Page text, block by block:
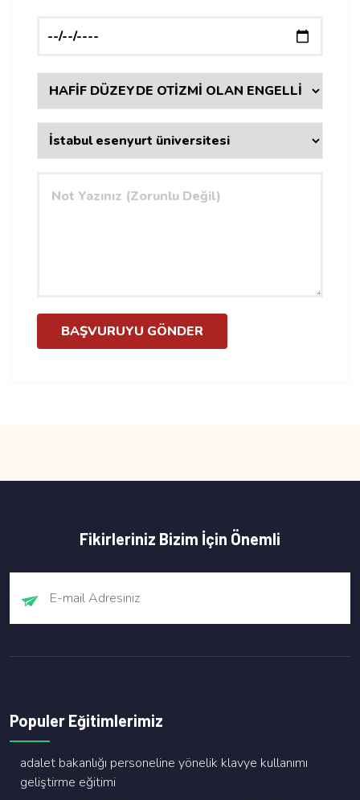
BAŞVURUYU GÖNDER
Fikirleriniz Bizim İçin Önemli
Populer Eğitimlerimiz
adalet bakanliği personeli̇ne yöneli̇k klavye kullanimi
geli̇şti̇rme eği̇ti̇mi̇